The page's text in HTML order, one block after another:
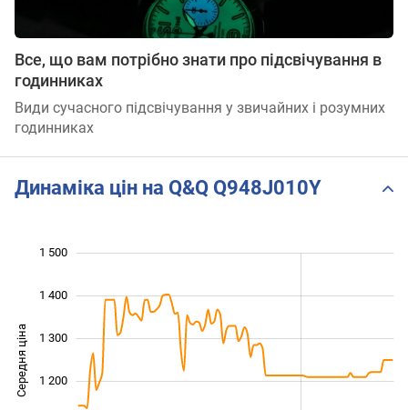
Все, що вам потрібно знати про підсвічування в
годинниках
Види сучасного підсвічування у звичайних і розумних
годинниках
Динаміка цін на Q&Q Q948J010Y
Середня ціна 1 200
1 300
1 400
1 500